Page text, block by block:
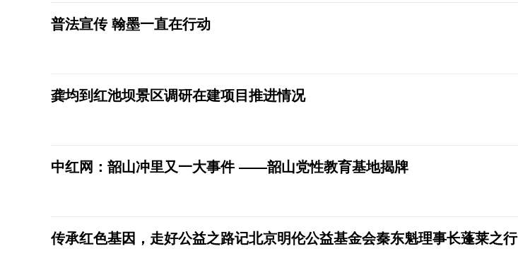
普法宣传 翰墨一直在行动
龚均到红池坝景区调研在建项目推进情况
中红网：韶山冲里又一大事件 ——韶山党性教育基地揭牌
传承红色基因，走好公益之路记北京明伦公益基金会秦东魁理事长蓬莱之行